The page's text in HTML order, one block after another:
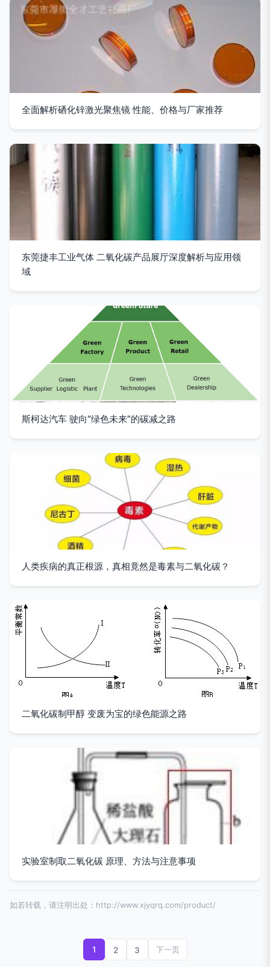
全面解析硒化锌激光聚焦镜 性能、价格与厂家推荐
东莞捷丰工业气体 二氧化碳产品展厅深度解析与应用领
域
斯柯达汽车 驶向“绿色未来”的碳减之路
人类疾病的真正根源，真相竟然是毒素与二氧化碳？
二氧化碳制甲醇 变废为宝的绿色能源之路
实验室制取二氧化碳 原理、方法与注意事项
如若转载，请注明出处：http://www.xjyqrq.com/product/
1 2 3 下一页